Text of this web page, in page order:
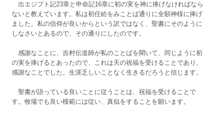
出エジプト記23章と申命記16章に初の実を神に捧げなければなら
ないと教えています。私は初任給をみことば通りに全額神様に捧げ
ました。私の信仰が良いからという訳ではなく、聖書にそのように
しなさいとあるので、その通りにしたのです。
感謝なことに、吉村伝道師が私のことばを聞いて、同じように初
の実を捧げるとあったので、これは天の祝福を受けることであり、
感謝なことでした。生涯乏しいことなく生きるだろうと信じます。
聖書が語っている良いことに従うことは、祝福を受けることで
す。牧場でも良い模範には従い、真似をすることを願います。